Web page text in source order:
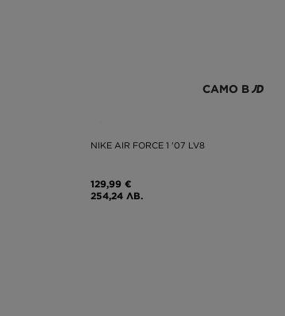
САМО В
NIKE AIR FORCE 1 '07 LV8
129,99 €
254,24 ЛВ.